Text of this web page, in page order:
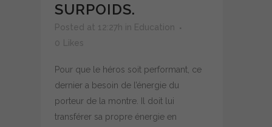
SURPOIDS.
Posted at 12:27h in Education
0
Likes
Pour que le héros soit performant, ce
dernier a besoin de l’énergie du
porteur de la montre. Il doit lui
transférer sa propre énergie en